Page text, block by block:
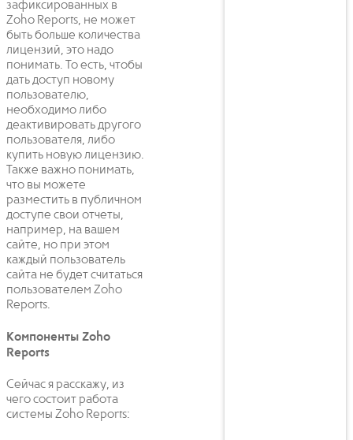
зафиксированных в
Zoho Reports, не может
быть больше количества
лицензий, это надо
понимать. То есть, чтобы
дать доступ новому
пользователю,
необходимо либо
деактивировать другого
пользователя, либо
купить новую лицензию.
Также важно понимать,
что вы можете
разместить в публичном
доступе свои отчеты,
например, на вашем
сайте, но при этом
каждый пользователь
сайта не будет считаться
пользователем Zoho
Reports.
Компоненты Zoho
Reports
Сейчас я расскажу, из
чего состоит работа
системы Zoho Reports: